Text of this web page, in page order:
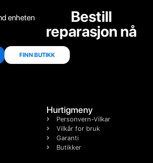
enheten
Bestill
reparasjon nå
FINN BUTIKK
Hurtigmeny
Personvern-Vilkar
Vilkår for bruk
Garanti
Butikker